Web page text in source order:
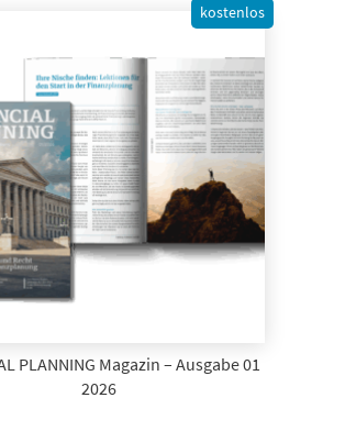
PLANNING Magazin – Ausgabe 01
2026
kostenlos